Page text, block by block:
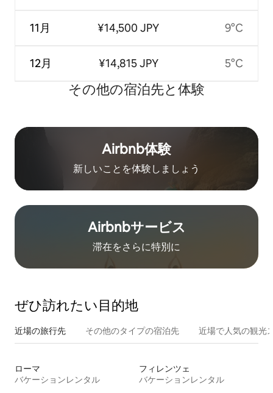
11月
12月
¥14,500 JPY
¥14,815 JPY
9°C
5°C
その他の宿⁠泊⁠先と体⁠験
Airbnb体験
新しいことを体験しましょう
Airbnb⁠サ⁠ー⁠ビ⁠ス
滞在をさ⁠ら⁠に特⁠別⁠に
ぜひ訪⁠れ⁠た⁠い目⁠的⁠地
近場の旅行先 その他のタ⁠イ⁠プ⁠の宿⁠泊⁠先 近場で人気の観光
ローマ
バケーションレンタル
フィレンツェ
バケーションレンタル